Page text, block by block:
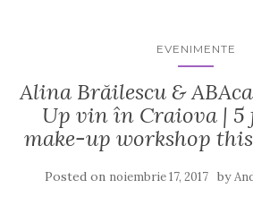
EVENIMENTE
Alina Brăilescu &
Up vin în Craiova | 5
make-up workshop
Posted on noiembrie 17, 2017 by